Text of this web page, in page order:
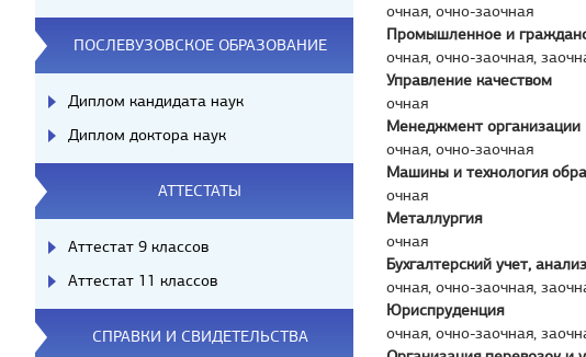
очная, очно-заочная
Промышленное и
очная, очно-заочная,
Управление качеством
очная
Менеджмент организации
очная, очно-заочная
Машины и технология
очная
Металлургия
очная
Бухгалтерский учет,
очная, очно-заочная,
Юриспруденция
очная, очно-заочная,
ПОСЛЕВУЗОВСКОЕ ОБРАЗОВАНИЕ
Диплом кандидата наук
Диплом доктора наук
АТТЕСТАТЫ
Аттестат 9 классов
Аттестат 11 классов
СПРАВКИ И СВИДЕТЕЛЬСТВА